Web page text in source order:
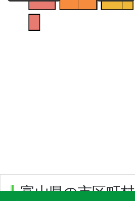
富山県の市区町村